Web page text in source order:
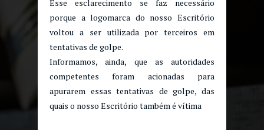
Esse esclarecimento se faz necessário
porque a logomarca do nosso Escritório
voltou a ser utilizada por terceiros em
tentativas de golpe.
Informamos, ainda, que as autoridades
competentes foram acionadas para
apurarem essas tentativas de golpe, das
quais o nosso Escritório também é vítima